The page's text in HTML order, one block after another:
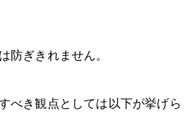
防ぎきれません。
べき観点としては以下が挙げら